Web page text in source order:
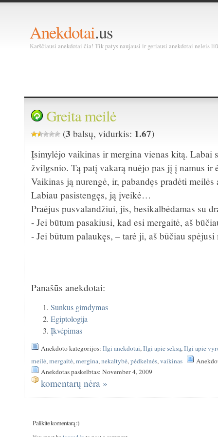
Anekdotai.us
Karščiausi anekdotai čia! Tik patys naujausi ir geriausi anekdotai neleis
Greita meilė
(3 balsų, vidurkis: 1.67)
Įsimylėjo vaikinas ir mergina vienas kitą. Labai
žvilgsnio. Tą patį vakarą nuėjo pas jį į namus ir
Vaikinas ją nurengė, ir, pabandęs pradėti
Labiau pasistengęs, ją įveikė…
Praėjus pusvalandžiui, jis, besikalbėdamas su
- Jei būtum pasakiusi, kad esi mergaitė, aš
- Jei būtum palaukęs, – tarė ji, aš būčiau
Panašūs anekdotai:
Sunkus gimdymas
Egiptologija
Įkvėpimas
Anekdoto kategorijos:Ilgi anekdotai,Ilgi apie seksą,Ilgi apie
meilė,mergaitė,mergina,nekaltybė,pėdkelnės,vaikinas
Anekdotas paskelbtas: November 4, 2009
komentarų nėra »
Palikite komentarą :)